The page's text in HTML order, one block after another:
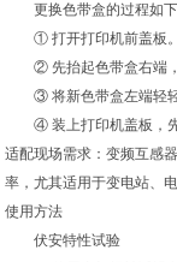
更换色带盒的过程如
① 打开打印机前盖板
② 先抬起色带盒右端，
③ 将新色带盒左端轻轻
④ 装上打印机盖板，先
适配现场需求：变频互感
率，尤其适用于变电站、
使用方法
伏安特性试验